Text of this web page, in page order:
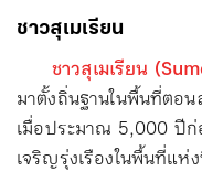
ชาวสุเมเรียน
ชาวสุเมเรียน
มาตั้งถิ่นฐานในพื้นที่ตอ
เมื่อประมาณ 5,000 ปีก่
เจริญรุ่งเรืองในพื้นที่แห่